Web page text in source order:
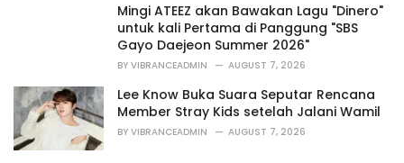
Mingi ATEEZ akan Bawakan Lagu "Dinero"
untuk kali Pertama di Panggung "SBS
Gayo Daejeon Summer 2026"
BY VIBRANCEADMIN AUGUST 7, 2026
Lee Know Buka Suara Seputar Rencana
Member Stray Kids setelah Jalani Wamil
BY VIBRANCEADMIN AUGUST 7, 2026